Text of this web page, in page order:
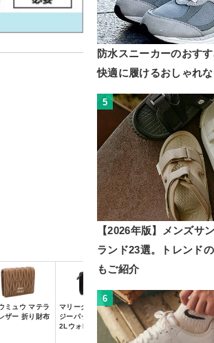
ミュウ マテラ
ザー 折り財布
マリークヮント デイ
ジーパッチスナップ
2Lウォレット
防水スニーカーのおす
快適に履けるおしゃれ
5
【2026年版】メンズサ
ランド23選。トレンド
もご紹介
6